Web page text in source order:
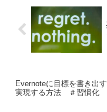
Evernoteに目標を書き出
実現する方法 ＃習慣化